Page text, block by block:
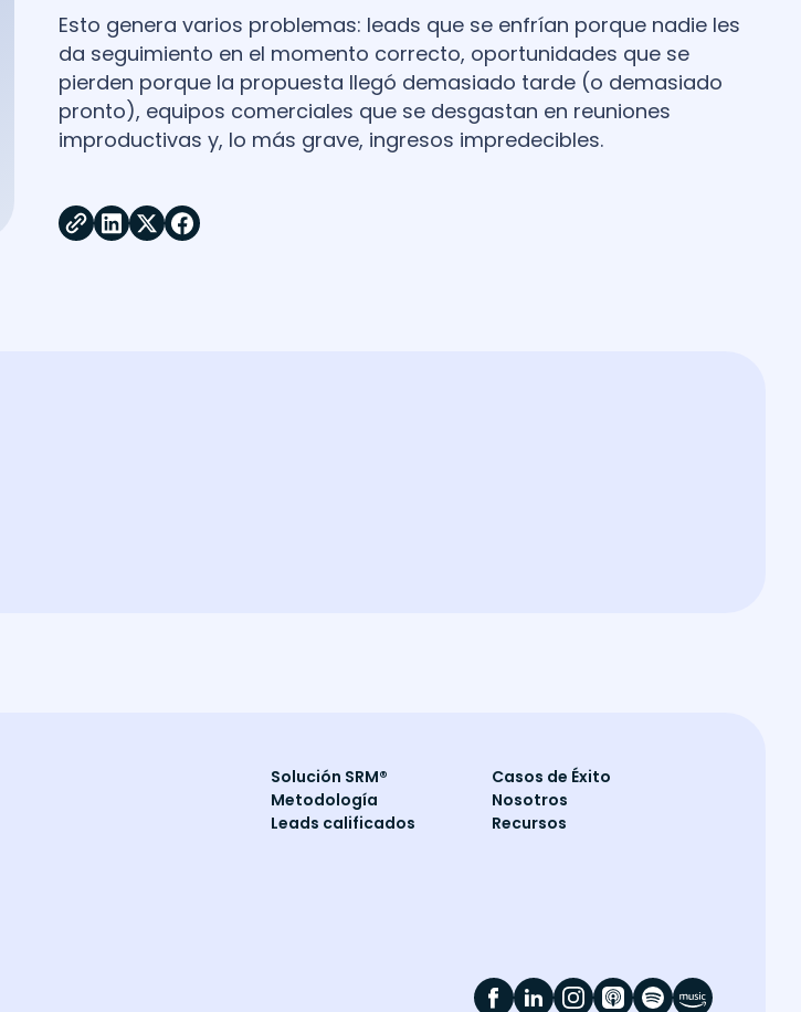
Esto genera varios problemas: leads que se enfrían porque nadie les
da seguimiento en el momento correcto, oportunidades que se
pierden porque la propuesta llegó demasiado tarde (o demasiado
pronto), equipos comerciales que se desgastan en reuniones
improductivas y, lo más grave, ingresos impredecibles.
Solución SRM®
Metodología
Leads calificados
Casos de Éxito
Nosotros
Recursos